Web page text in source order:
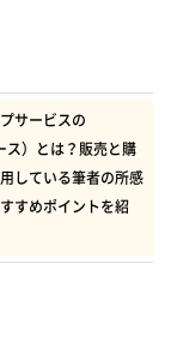
サービスの
ス）とは？販売と購
している筆者の所感
すめポイントを紹